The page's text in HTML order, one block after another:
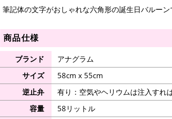
筆記体の文字がおしゃれな六角形の誕生日バルーン
商品仕様
ブランド
アナグラム
サイズ
58cm x 55cm
逆止弁
有り：空気やヘリウムは注入すれ
容量
58リットル